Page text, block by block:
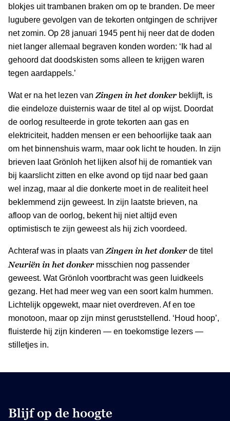
blokjes uit trambanen braken om op te branden. De meer
lugubere gevolgen van de tekorten ontgingen de schrijver
net zomin. Op 28 januari 1945 pent hij neer dat de doden
niet langer allemaal begraven konden worden: ‘Ik had al
gehoord dat doodskisten soms alleen te krijgen waren
tegen aardappels.’
Wat er na het lezen van Zingen in het donker beklijft, is
die eindeloze duisternis waar de titel al op wijst. Doordat
de oorlog resulteerde in grote tekorten aan gas en
elektriciteit, hadden mensen er een behoorlijke taak aan
om het binnenshuis warm, maar ook licht te houden. In zijn
brieven laat Grönloh het lijken alsof hij de romantiek van
bij kaarslicht zitten en elke avond op tijd naar bed gaan
wel inzag, maar al die donkerte moet in de realiteit heel
beklemmend zijn geweest. In zijn laatste brieven, na
afloop van de oorlog, bekent hij niet altijd even
optimistisch te zijn geweest als hij zich voordeed.
Achteraf was in plaats van Zingen in het donker de titel
Neuriën in het donker misschien nog passender
geweest. Wat Grönloh voortbracht was geen luidkeels
gezang. Het had meer weg van een soort kalm hummen.
Lichtelijk opgewekt, maar niet overdreven. Af en toe
monotoon, maar op zijn minst geruststellend. ‘Houd hoop’,
fluisterde hij zijn kinderen — en toekomstige lezers —
stilletjes in.
Blijf op de hoogte